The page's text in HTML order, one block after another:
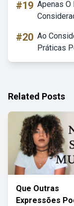
#19 Apenas O
#20 Ao
Práticas
Related Posts
Que Outras
Expressões